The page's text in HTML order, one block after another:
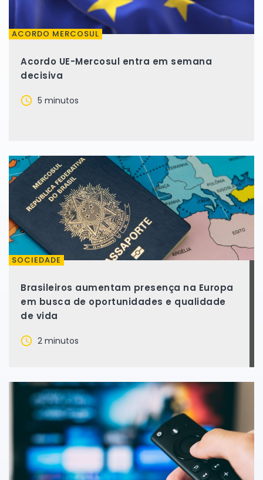
ACORDO MERCOSUL
Acordo UE-Mercosul entra em semana
decisiva
5 minutos
SOCIEDADE
Brasileiros aumentam presença na Europa
em busca de oportunidades e qualidade
de vida
2 minutos